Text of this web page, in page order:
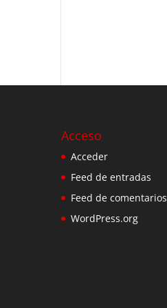
Acceso
Acceder
Feed de entradas
Feed de comentarios
WordPress.org